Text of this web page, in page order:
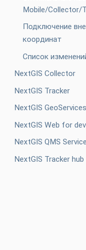
Mobile/Collector/
Подключение
координат
Список
NextGIS Collector
NextGIS Tracker
NextGIS GeoServices
NextGIS Web for
NextGIS QMS
NextGIS Tracker